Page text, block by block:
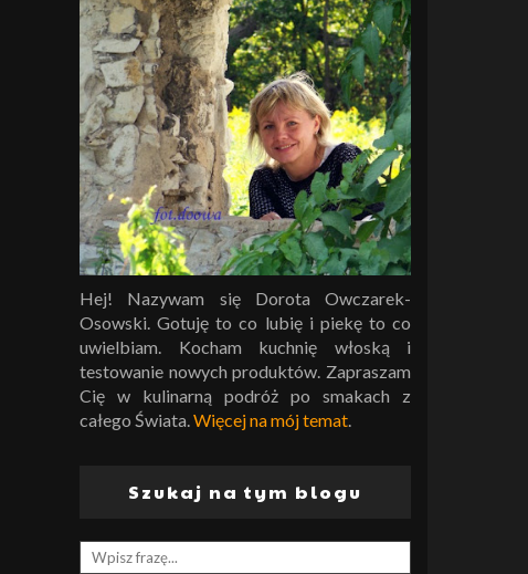
Hej! Nazywam się Dorota Owczarek-
Osowski. Gotuję to co lubię i piekę to co
uwielbiam. Kocham kuchnię włoską i
testowanie nowych produktów. Zapraszam
Cię w kulinarną podróż po smakach z
całego Świata.Więcej na mój temat.
Szukaj na tym blogu